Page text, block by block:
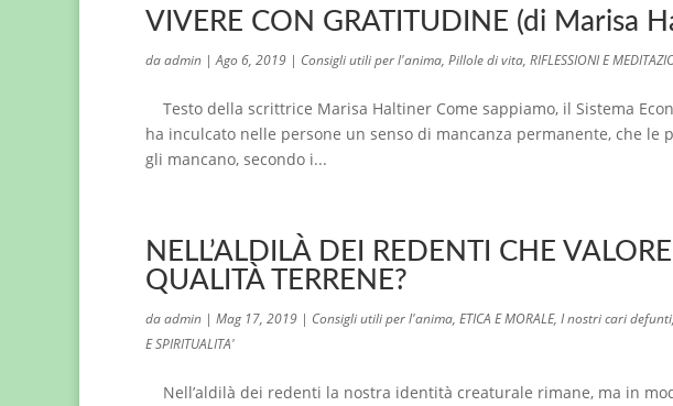
VIVERE CON GRATITUDINE (di Marisa
daadmin |Ago 6, 2019 | Consigli utili per l'anima, Pillole di vita, RIFLESSIONI E
Testo della scrittrice Marisa Haltiner Come sappiamo, il Sistema
ha inculcato nelle persone un senso di mancanza permanente, che le
gli mancano, secondo i...
NELL’ALDILÀ DEI REDENTI CHE
QUALITÀ TERRENE?
daadmin | Mag 17, 2019 | Consigli utili per l'anima, ETICA E MORALE, I nostri cari defunti,
E SPIRITUALITA'
Nell’aldilà dei redenti la nostra identità creaturale rimane, ma in